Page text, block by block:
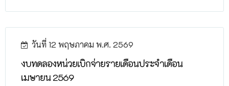
วันที่ 12 พฤษภาคม พ.ศ. 2569
งบทดลองหน่วยเบิกจ่ายรายเดือนประจำเดือน
เมษายน 2569